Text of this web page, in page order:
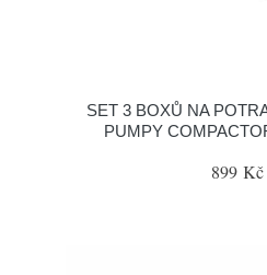
SET 3 BOXŮ NA
PUMPY
899 Kč